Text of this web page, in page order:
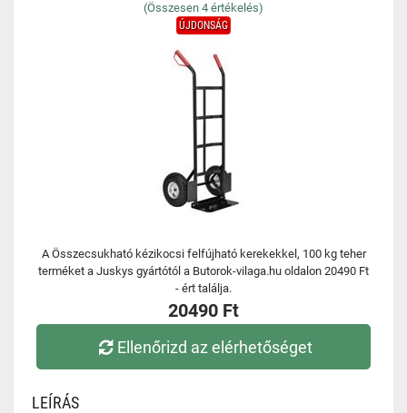
(Összesen 4 értékelés)
ÚJDONSÁG
A Összecsukható kézikocsi felfújható kerekekkel, 100 kg teher
terméket a Juskys gyártótól a Butorok-vilaga.hu oldalon 20490 Ft
- ért találja.
20490 Ft
Ellenőrizd az elérhetőséget
LEÍRÁS